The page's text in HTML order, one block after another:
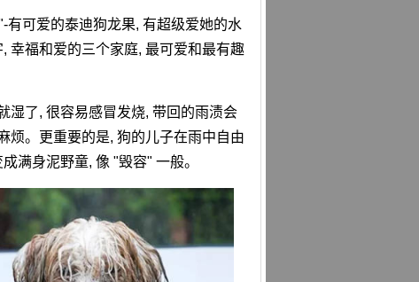
可爱的泰迪狗龙果, 有超级爱她的水
幸福和爱的三个家庭, 最可爱和最有趣
湿了, 很容易感冒发烧, 带回的雨渍会
烦。更重要的是, 狗的儿子在雨中自由
满身泥野童, 像 "毁容" 一般。